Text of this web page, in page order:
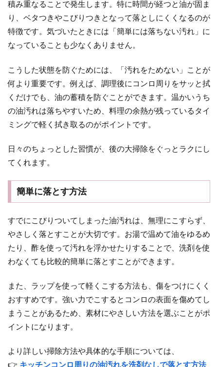
積み重なることで発生します。特に時間が経つと油が固ま
り、ベタつきやこびりつきとなって落としにくくなるのが
特徴です。気づいたときには「簡単には落ちない汚れ」に
なっていることも少なくありません。
こうした状態を防ぐためには、「汚れをためない」ことが
何より重要です。例えば、調理後にコンロ周りをサッと拭
くだけでも、油の蓄積を防ぐことができます。温かいうち
の油汚れは落ちやすいため、料理の余熱が残っているタイ
ミングで軽く拭き取るのがポイントです。
日々のちょっとした習慣が、後の大掃除をぐっとラクにし
てくれます。
簡単に落とす方法
すでにこびりついてしまった油汚れは、無理にこすらず、
やさしく落とすことが大切です。お湯で温めて油をゆるめ
たり、酢を使って汚れを浮かせたりすることで、洗剤を使
わなくても比較的簡単に落とすことができます。
また、ラップを使って軽くこする方法も、傷をつけにくく
おすすめです。強い力でこするとコンロの表面を傷めてし
まうことがあるため、素材にやさしい方法を選ぶことがポ
イントになります。
より詳しい掃除方法や具体的な手順については、
👉 キッチンコンロ周りの油汚れを洗剤なしで落とす方法